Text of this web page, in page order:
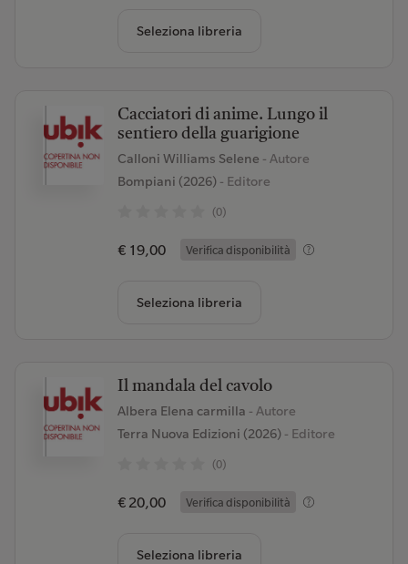
Seleziona libreria
Cacciatori di anime. Lungo il
sentiero della guarigione
Calloni Williams Selene - Autore
Bompiani (2026)- Editore
(0)
€ 19,00 Verifica disponibilità
Seleziona libreria
Il mandala del cavolo
Albera Elena carmilla - Autore
Terra Nuova Edizioni (2026)- Editore
(0)
€ 20,00 Verifica disponibilità
Seleziona libreria